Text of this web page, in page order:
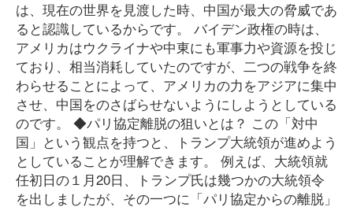
は、現在の世界を見渡した時、中国が最大の脅威であ
ると認識しているからです。 バイデン政権の時は、
アメリカはウクライナや中東にも軍事力や資源を投じ
ており、相当消耗していたのですが、二つの戦争を終
わらせることによって、アメリカの力をアジアに集中
させ、中国をのさばらせないようにしようとしている
のです。 ◆パリ協定離脱の狙いとは？ この「対中
国」という観点を持つと、トランプ大統領が進めよう
としていることが理解できます。 例えば、大統領就
任初日の１月20日、トランプ氏は幾つかの大統領令
を出しましたが、その一つに「パリ協定からの離脱」